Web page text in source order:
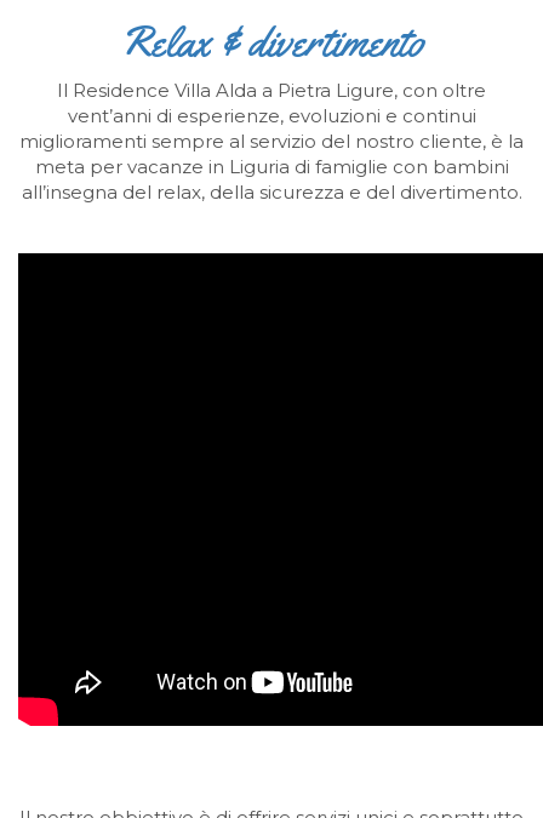
Relax & divertimento
Il Residence Villa Alda a Pietra Ligure, con oltre
vent’anni di esperienze, evoluzioni e continui
miglioramenti sempre al servizio del nostro cliente, è la
meta per vacanze in Liguria di famiglie con bambini
all’insegna del relax, della sicurezza e del divertimento.